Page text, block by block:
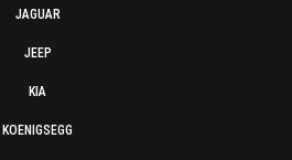
JAGUAR
JEEP
KIA
KOENIGSEGG